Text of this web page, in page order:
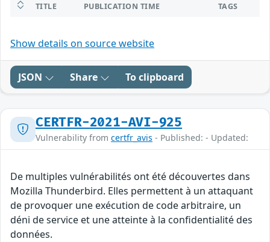
TITLE PUBLICATION TIME TAGS
Show details on source website
JSON Share To clipboard
CERTFR-2021-AVI-925
Vulnerability from certfr_avis - Published: - Updated:
De multiples vulnérabilités ont été découvertes dans
Mozilla Thunderbird. Elles permettent à un attaquant
de provoquer une exécution de code arbitraire, un
déni de service et une atteinte à la confidentialité des
données.